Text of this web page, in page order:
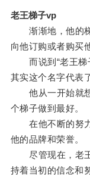
老王梯子vp
渐渐地，他的梯
向他订购或者购买
而说到“老王梯
其实这个名字代表
他从一开始就想
个梯子做到最好。
在他不断的努力
他的品牌和荣誉。
尽管现在，老王
持着当初的信念和